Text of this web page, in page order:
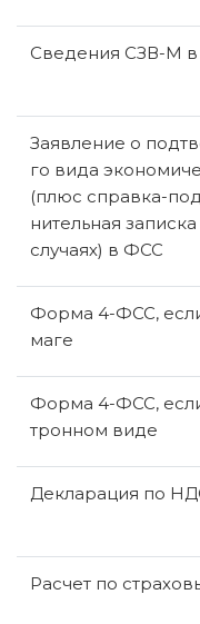
Све­де­ния СЗВ-М
За­яв­ле­ние о
го вида
(плюс справ­ка-
ни­тель­ная
слу­ча­ях) в ФСС
Форма 4-ФСС,
ма­ге
Форма 4-ФСС,
трон­ном виде
Де­кла­ра­ция по
Рас­чет по